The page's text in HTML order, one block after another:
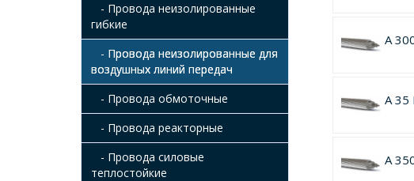
- Провода неизолированные
гибкие
- Провода неизолированные для
воздушных линий передач
- Провода обмоточные
- Провода реакторные
- Провода силовые
теплостойкие
А
А 35
А